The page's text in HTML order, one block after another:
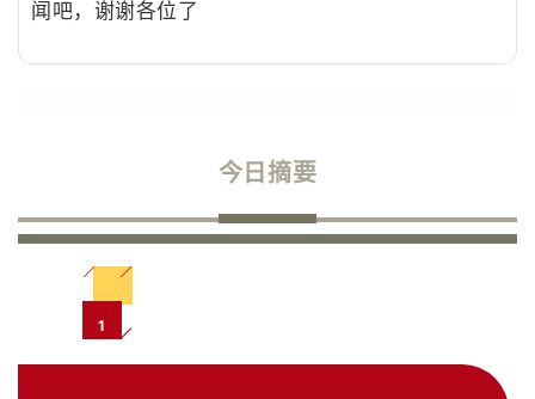
闻吧，谢谢各位了
今日摘要
1